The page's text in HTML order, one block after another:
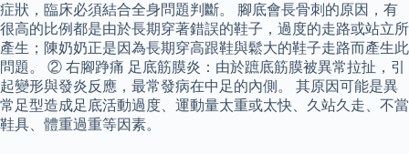
症狀，臨床必須結合全身問題判斷。 腳底會長骨刺的原因，有
很高的比例都是由於長期穿著錯誤的鞋子，過度的走路或站立所
產生；陳奶奶正是因為長期穿高跟鞋與鬆大的鞋子走路而產生此
問題。 ② 右腳踭痛 足底筋膜炎：由於蹠底筋膜被異常拉扯，引
起變形與發炎反應，最常發病在中足的內側。 其原因可能是異
常足型造成足底活動過度、運動量太重或太快、久站久走、不當
鞋具、體重過重等因素。